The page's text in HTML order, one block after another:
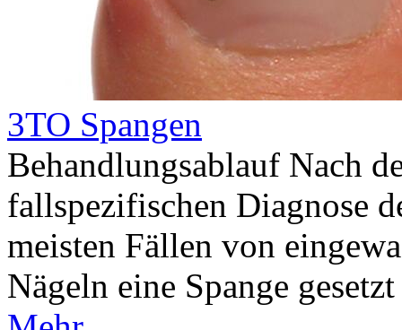
3TO Spangen
Behandlungsablauf Nach
fallspezifischen Diagnose
meisten Fällen von
Nägeln eine Spange